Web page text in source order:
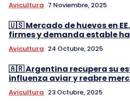
Avicultura 7 Noviembre, 2025
🇺🇸 Mercado de huevos en
firmes y demanda estable
Avicultura 24 Octubre, 2025
🇦🇷 Argentina recupera su
influenza aviar y reabre
Avicultura 23 Octubre, 2025